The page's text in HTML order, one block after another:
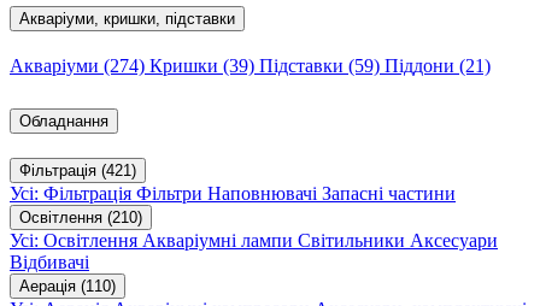
Акваріуми, кришки, підставки
Акваріуми (274) Кришки (39) Підставки (59) Піддони (21)
Обладнання
Фільтрація (421)
Усі: Фільтрація Фільтри Наповнювачі Запасні частини
Освітлення (210)
Усі: Освітлення Акваріумні лампи Світильники Аксесуари
Відбивачі
Аерація (110)